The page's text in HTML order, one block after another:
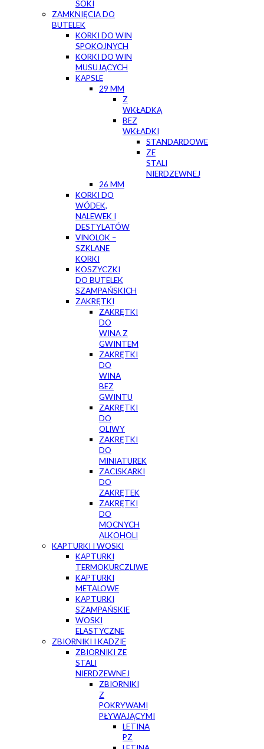
SOKI
ZAMKNIĘCIA DO
BUTELEK
KORKI DO WIN
SPOKOJNYCH
KORKI DO WIN
MUSUJĄCYCH
KAPSLE
29 MM
Z
WKŁADKĄ
BEZ
WKŁADKI
STANDARDOWE
ZE
STALI
NIERDZEWNEJ
26 MM
KORKI DO
WÓDEK,
NALEWEK I
DESTYLATÓW
VINOLOK –
SZKLANE
KORKI
KOSZYCZKI
DO BUTELEK
SZAMPAŃSKICH
ZAKRĘTKI
ZAKRĘTKI
DO
WINA Z
GWINTEM
ZAKRĘTKI
DO
WINA
BEZ
GWINTU
ZAKRĘTKI
DO
OLIWY
ZAKRĘTKI
DO
MINIATUREK
ZACISKARKI
DO
ZAKRĘTEK
ZAKRĘTKI
DO
MOCNYCH
ALKOHOLI
KAPTURKI I WOSKI
KAPTURKI
TERMOKURCZLIWE
KAPTURKI
METALOWE
KAPTURKI
SZAMPAŃSKIE
WOSKI
ELASTYCZNE
ZBIORNIKI I KADZIE
ZBIORNIKI ZE
STALI
NIERDZEWNEJ
ZBIORNIKI
Z
POKRYWAMI
PŁYWAJĄCYMI
LETINA
PZ